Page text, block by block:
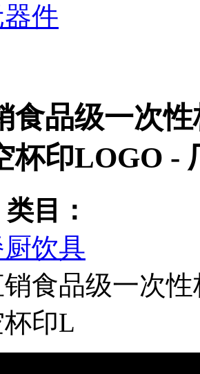
件
食品级一次
杯印LOGO -
类目：
厨饮具
食品级一次
印L